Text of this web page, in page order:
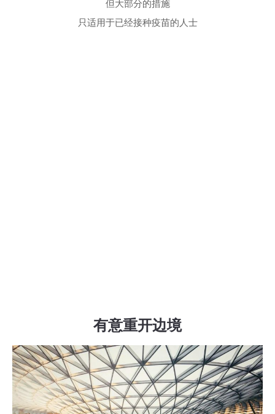
但大部分的措施
只适用于已经接种疫苗的人士
有意重开边境